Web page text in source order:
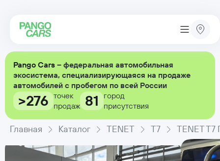
Pango Cars – федеральная автомобильная
экосистема, специализирующаяся на продаже
автомобилей с пробегом по всей России
>276 точек
продаж 81
город
присутствия
Главная Каталог TENET T7 TENET T7